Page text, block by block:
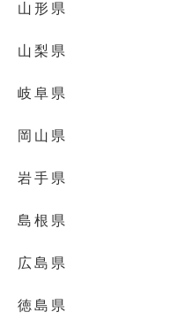
山形県
山梨県
岐阜県
岡山県
岩手県
島根県
広島県
徳島県